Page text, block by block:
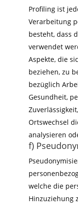
Profiling ist
Verarbeitung
besteht, dass
verwendet
Aspekte, die
beziehen, zu
bezüglich
Gesundheit,
Ortswechsel
analysieren
f)
welche die
Hinzuziehung